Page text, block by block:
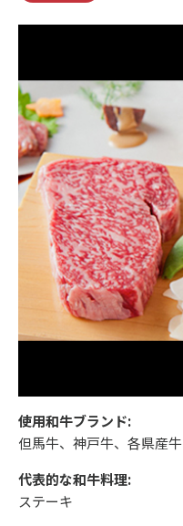
使用和牛ブランド:
但馬牛、神戸牛、各県産牛
代表的な和牛料理:
ステーキ